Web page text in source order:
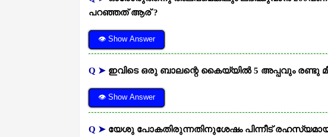
പറഞ്ഞത് ആര് ?
👁 Show Answer
Q ➤ ഇവിടെ ഒരു ബാലന്റെ കൈയ്യില്‍ 5 അപ്പവും രണ്ടു
👁 Show Answer
Q ➤ യേശു പോകതിരുന്നതിനുശേഷം പിന്നീട്